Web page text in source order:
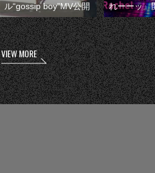
ル“gossip boy”MV公開
れーーッ』
VIEW MORE